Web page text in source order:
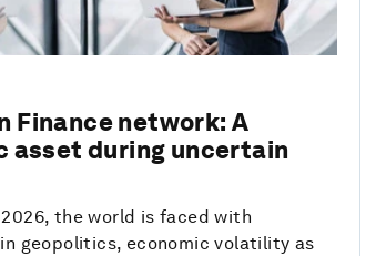
Finance network: A
asset during uncertain
the world is faced with
geopolitics, economic volatility as